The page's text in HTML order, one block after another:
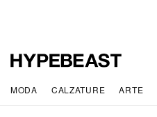
MODA CALZATURE ARTE